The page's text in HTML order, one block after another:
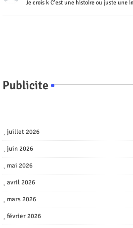
Je crois k C'est une histoire ou juste une
Publicite
juillet 2026
juin 2026
mai 2026
avril 2026
mars 2026
février 2026